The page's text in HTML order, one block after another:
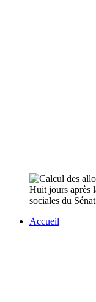
Huit jours après
sociales du
Accueil